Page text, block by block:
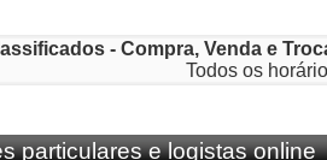
- Compra, Venda e
Todos os
particulares e logistas online